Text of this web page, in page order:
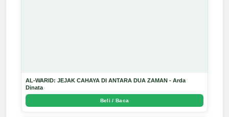
AL-WARID: JEJAK CAHAYA DI ANTARA DUA ZAMAN - Arda
Dinata
Beli / Baca